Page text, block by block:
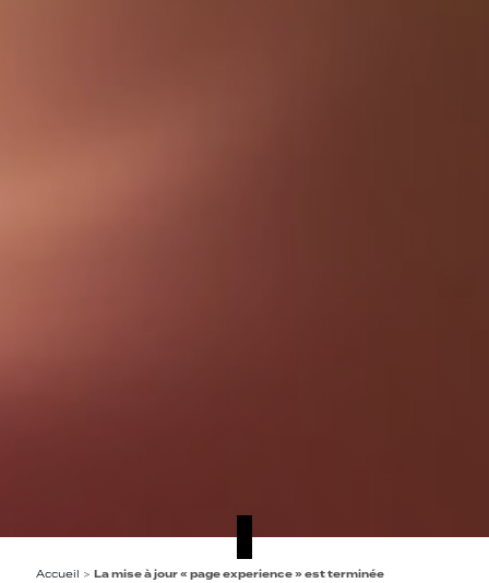
Accueil > La mise à jour « page experience » est terminée